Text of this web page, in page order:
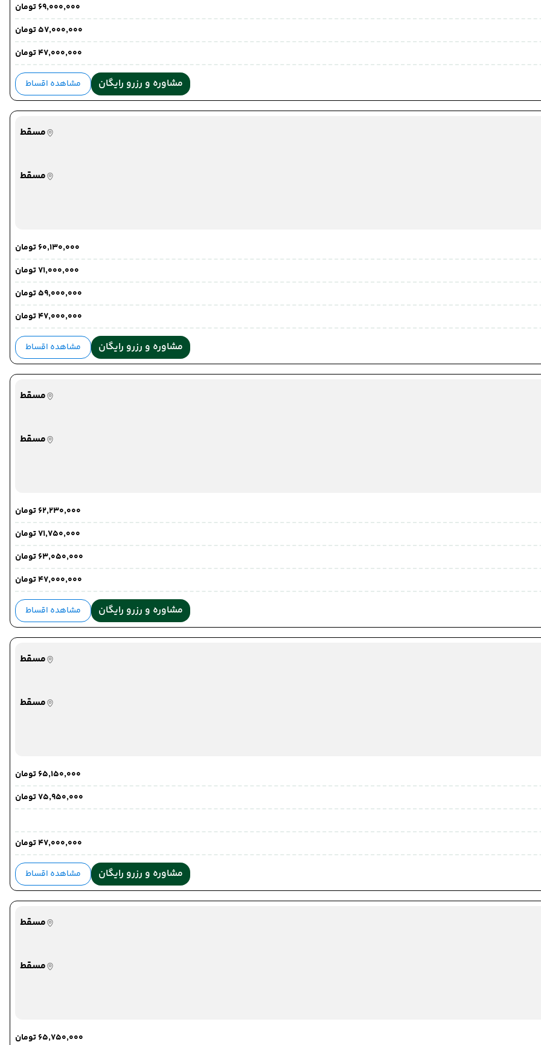
۶۹٬۰۰۰٬۰۰۰ تومان
۵۷٬۰۰۰٬۰۰۰ تومان
۴۷٬۰۰۰٬۰۰۰ تومان
مشاوره و رزرو رایگان مشاهده اقساط
مسقط
مسقط
۶۰٬۱۳۰٬۰۰۰ تومان
۷۱٬۰۰۰٬۰۰۰ تومان
۵۹٬۰۰۰٬۰۰۰ تومان
۴۷٬۰۰۰٬۰۰۰ تومان
مشاوره و رزرو رایگان مشاهده اقساط
مسقط
مسقط
۶۲٬۲۳۰٬۰۰۰ تومان
۷۱٬۷۵۰٬۰۰۰ تومان
۶۳٬۰۵۰٬۰۰۰ تومان
۴۷٬۰۰۰٬۰۰۰ تومان
مشاوره و رزرو رایگان مشاهده اقساط
مسقط
مسقط
۶۵٬۱۵۰٬۰۰۰ تومان
۷۵٬۹۵۰٬۰۰۰ تومان
۴۷٬۰۰۰٬۰۰۰ تومان
مشاوره و رزرو رایگان مشاهده اقساط
مسقط
مسقط
۶۵٬۷۵۰٬۰۰۰ تومان